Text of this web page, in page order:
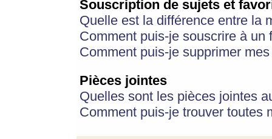
Souscription de sujets et
Quelle est la différence entre la
Comment puis-je souscrire à
Comment puis-je supprimer
Pièces jointes
Quelles sont les pièces jointes
Comment puis-je trouver toutes